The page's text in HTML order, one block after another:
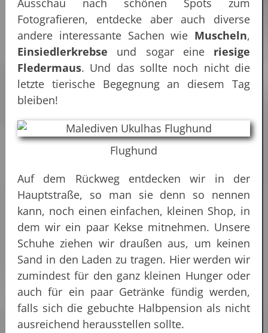
Fotografieren, entdecke aber auch diverse
andere interessante Sachen wie Muscheln,
Einsiedlerkrebse und sogar eineriesige
Fledermaus. Und das sollte noch nicht die
letzte tierische Begegnung an diesem Tag
bleiben!
Flughund
Auf dem Rückweg entdecken wir in der
Hauptstraße, so man sie denn so nennen
kann, noch einen einfachen, kleinen Shop, in
dem wir ein paar Kekse mitnehmen. Unsere
Schuhe ziehen wir draußen aus, um keinen
Sand in den Laden zu tragen. Hier werden wir
zumindest für den ganz kleinen Hunger oder
auch für ein paar Getränke fündig werden,
falls sich die gebuchte Halbpension als nicht
ausreichend herausstellen sollte.